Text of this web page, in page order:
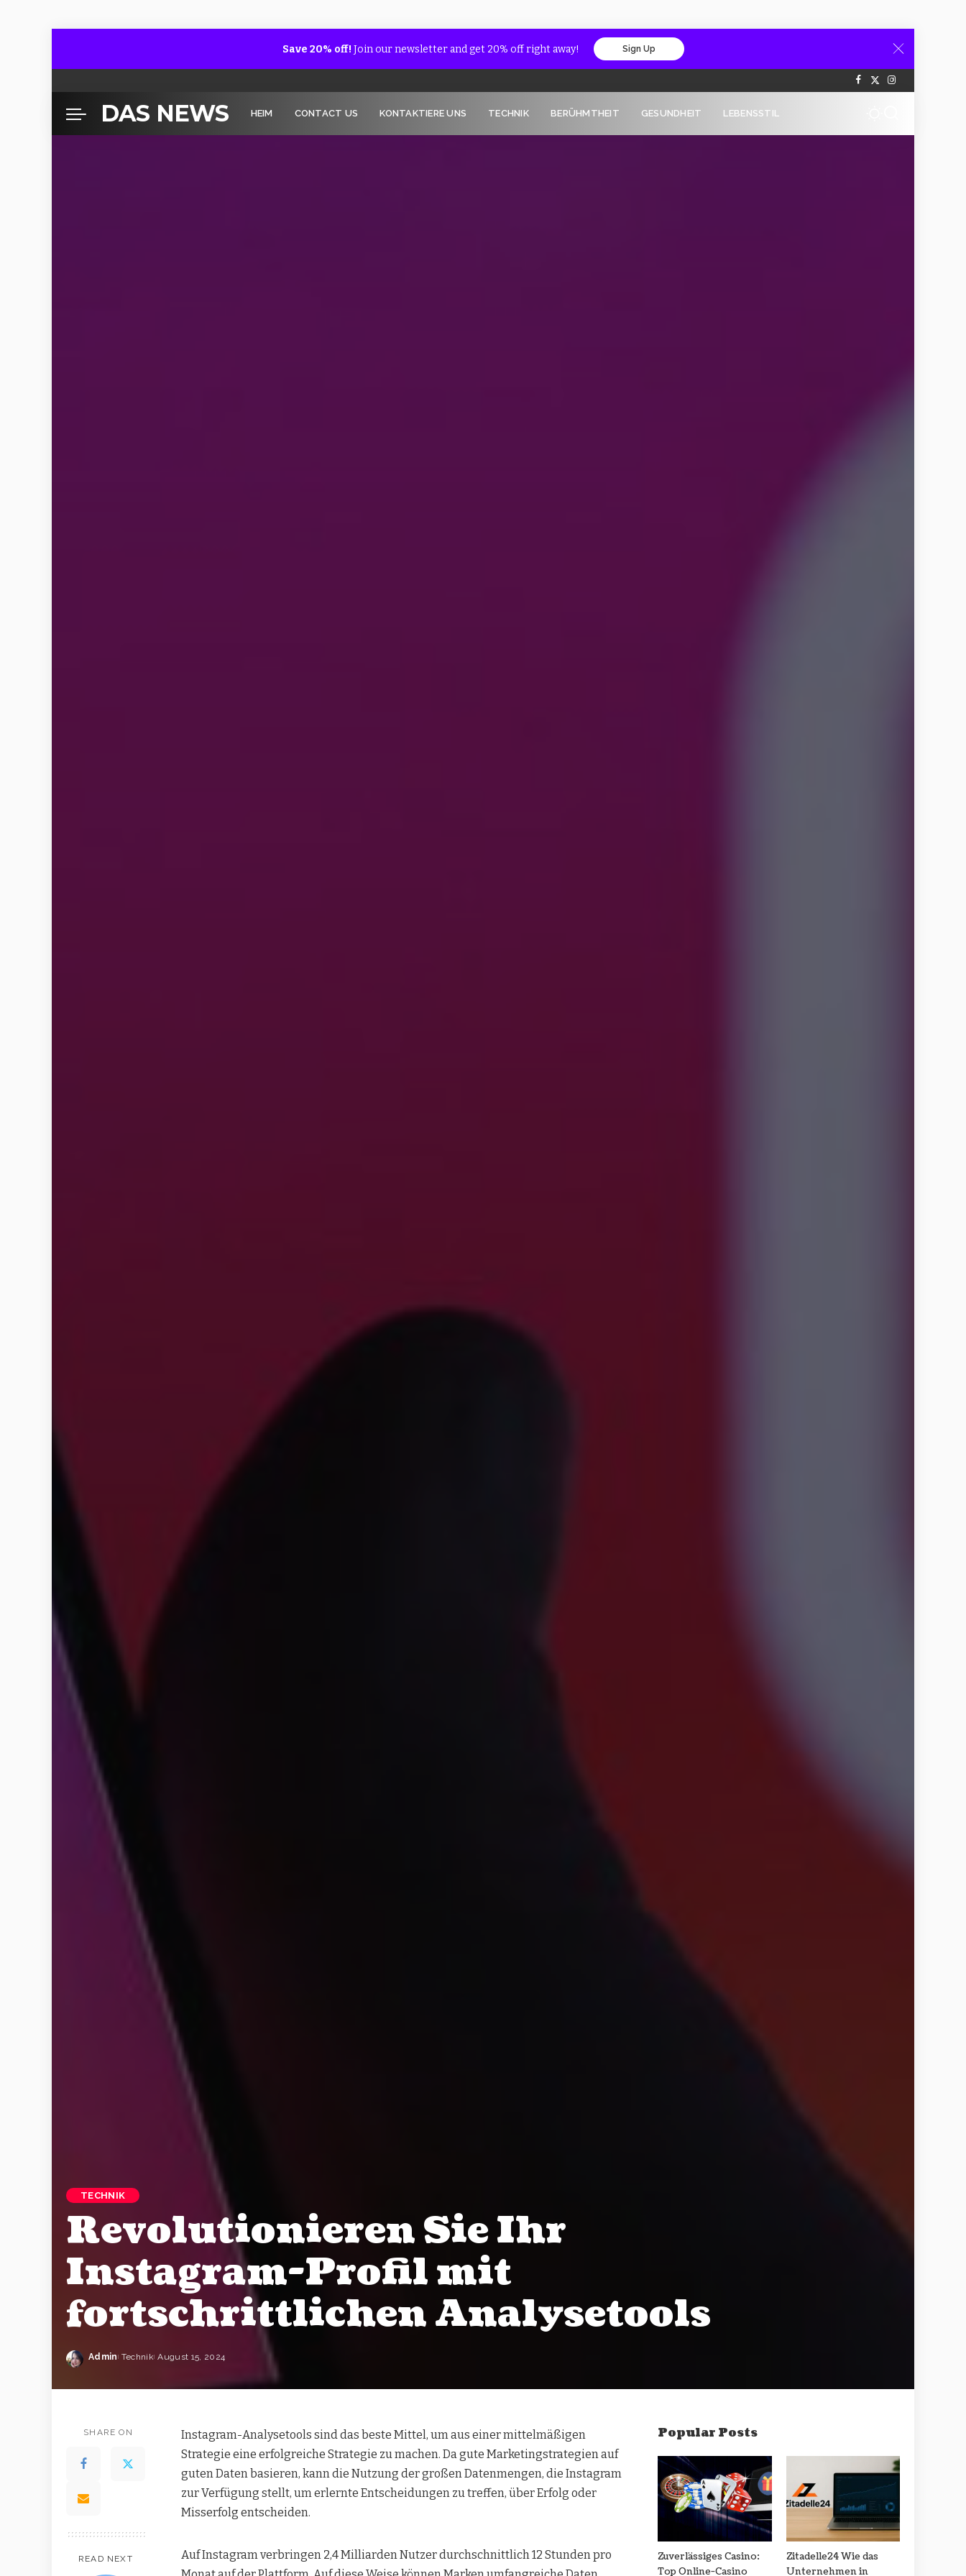
Save 20% off! Join our newsletter and get 20% off right away! Sign Up
DAS NEWS HEIM CONTACT US KONTAKTIERE UNS TECHNIK BERÜHMTHEIT GESUNDHEIT LEBENSSTIL
TECHNIK
Revolutionieren Sie Ihr
Instagram-Profil mit
fortschrittlichen Analysetools
Admin Technik August 15, 2024
SHARE ON
READ NEXT
Instagram-Analysetools sind das beste Mittel, um aus einer mittelmäßigen
Strategie eine erfolgreiche Strategie zu machen. Da gute Marketingstrategien auf
guten Daten basieren, kann die Nutzung der großen Datenmengen, die Instagram
zur Verfügung stellt, um erlernte Entscheidungen zu treffen, über Erfolg oder
Misserfolg entscheiden.
Auf Instagram verbringen 2,4 Milliarden Nutzer durchschnittlich 12 Stunden pro
Popular Posts
Zuverlässiges Casino:
Top Online-Casino
Zitadelle24 Wie das
Unternehmen in